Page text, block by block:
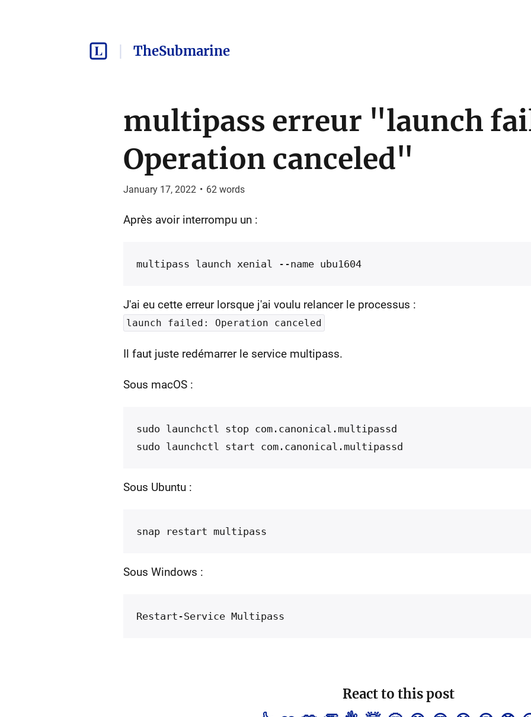
TheSubmarine
multipass erreur "launch
Operation canceled"
January 17, 2022 • 62words
Après avoir interrompu un :
multipass launch xenial --name ubu1604
J'ai eu cette erreur lorsque j'ai voulu relancer le processus :
launch failed: Operation canceled
Il faut juste redémarrer le service multipass.
Sous macOS :
sudo launchctl stop com.canonical.multipassd
Sous Ubuntu :
Sous Windows :
React to this post